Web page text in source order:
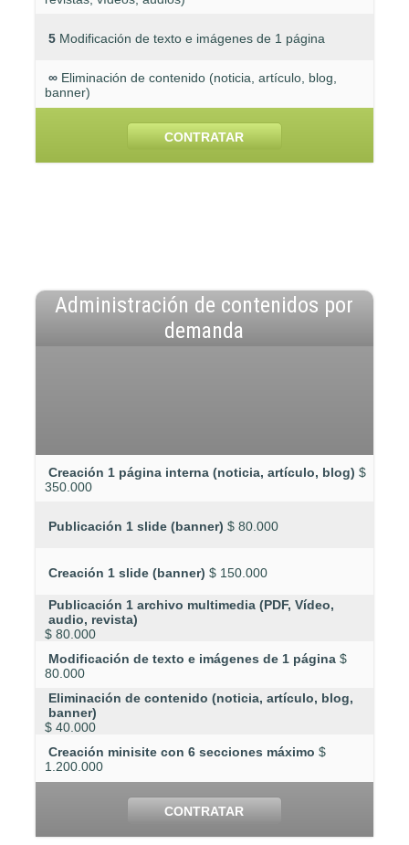
5 Modificación de texto e imágenes de 1 página
∞ Eliminación de contenido (noticia, artículo, blog,
banner)
CONTRATAR
Administración de contenidos por
demanda
Creación 1 página interna (noticia, artículo, blog) $
350.000
Publicación 1 slide (banner) $ 80.000
Creación 1 slide (banner) $ 150.000
Publicación 1 archivo multimedia (PDF, Vídeo,
audio, revista)
$ 80.000
Modificación de texto e imágenes de 1 página $
80.000
Eliminación de contenido (noticia, artículo, blog,
banner)
$ 40.000
Creación minisite con 6 secciones máximo $
1.200.000
CONTRATAR